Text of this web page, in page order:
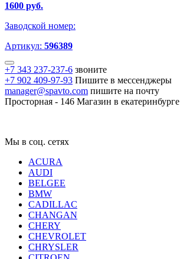
1600 руб.
Заводской номер:
Артикул: 596389
+7 343 237-237-6 звоните
+7 902 409-97-93 Пишите в мессенджеры
manager@spavto.com пишите на почту
Просторная - 146 Магазин в екатеринбурге
Мы в соц. сетях
ACURA
AUDI
BELGEE
BMW
CADILLAC
CHANGAN
CHERY
CHEVROLET
CHRYSLER